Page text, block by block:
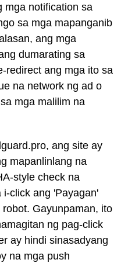
mga notification sa
sa mga mapanganib
ang mga
dumarating sa
redirect ang mga ito sa
na network ng ad o
mga malilim na
ang site ay
mapanlinlang na
style check na
i-click ang 'Payagan'
Gayunpaman, ito
ng pag-click
ay hindi sinasadyang
na mga push